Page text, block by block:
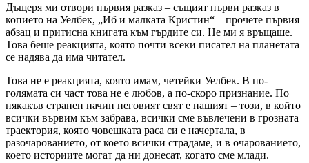
Дъщеря ми отвори първия разказ – същият първи разказ в
копието на Уелбек, „Иб и малката Кристин“ – прочете първия
абзац и притисна книгата към гърдите си. Не ми я връщаше.
Това беше реакцията, която почти всеки писател на планетата
се надява да има читател.
Това не е реакцията, която имам, четейки Уелбек. В по-
голямата си част това не е любов, а по-скоро признание. По
някакъв странен начин неговият свят е нашият – този, в който
всички вървим към забрава, всички сме въвлечени в грозната
траектория, която човешката раса си е начертала, в
разочарованието, от което всички страдаме, и в очарованието,
което историите могат да ни донесат, когато сме млади.